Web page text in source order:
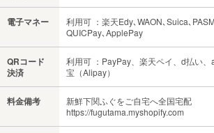
電子マネー
利用可 ：楽天Edy､WAON､Suica､
QUICPay､ApplePay
QRコード
決済
利用可 ：PayPay、楽天ペイ、d払い
宝（Alipay）
料金備考
新鮮下関ふぐをご自宅へ全国宅配
https://fugutama.myshopify.com